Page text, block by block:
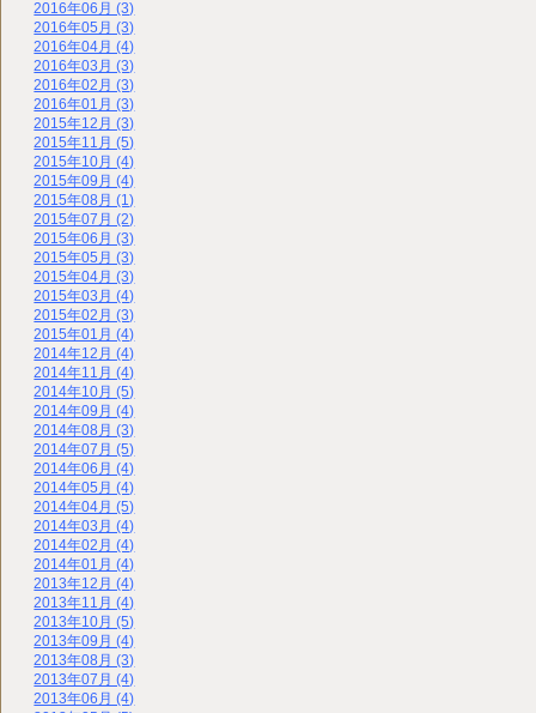
2016年06月 (3)
2016年05月 (3)
2016年04月 (4)
2016年03月 (3)
2016年02月 (3)
2016年01月 (3)
2015年12月 (3)
2015年11月 (5)
2015年10月 (4)
2015年09月 (4)
2015年08月 (1)
2015年07月 (2)
2015年06月 (3)
2015年05月 (3)
2015年04月 (3)
2015年03月 (4)
2015年02月 (3)
2015年01月 (4)
2014年12月 (4)
2014年11月 (4)
2014年10月 (5)
2014年09月 (4)
2014年08月 (3)
2014年07月 (5)
2014年06月 (4)
2014年05月 (4)
2014年04月 (5)
2014年03月 (4)
2014年02月 (4)
2014年01月 (4)
2013年12月 (4)
2013年11月 (4)
2013年10月 (5)
2013年09月 (4)
2013年08月 (3)
2013年07月 (4)
2013年06月 (4)